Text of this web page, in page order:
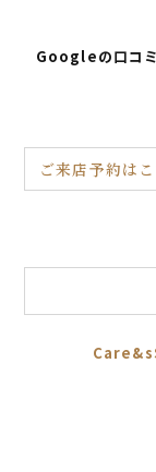
Googleの口コミ
ご来店予約は